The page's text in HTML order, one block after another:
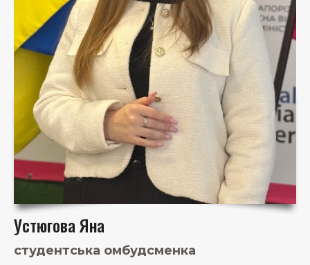
Устюгова Яна
студентська омбудсменка